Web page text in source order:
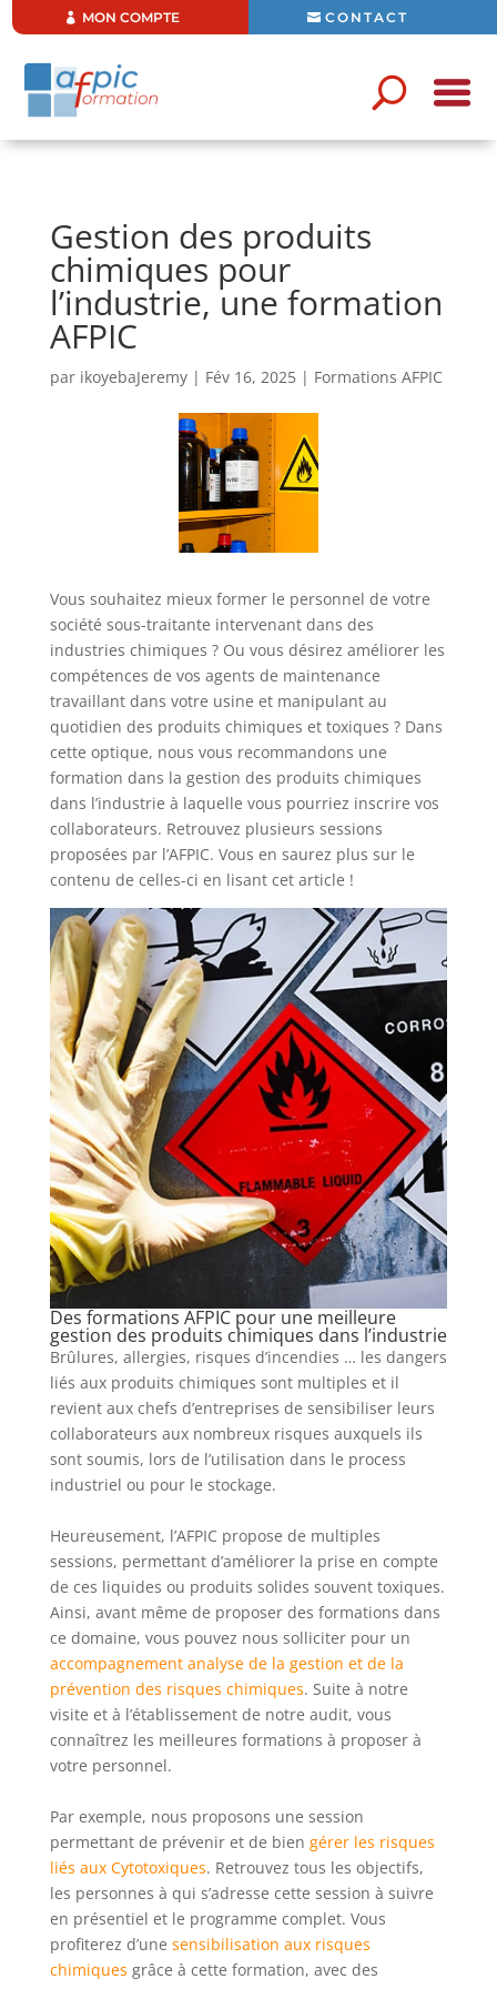
CONTACT
MON COMPTE
Gestion des produits
chimiques pour
l’industrie, une formation
AFPIC
par ikoyebaJeremy| Fév 16, 2025| Formations AFPIC
Vous souhaitez mieux former le personnel de votre
société sous-traitante intervenant dans des
industries chimiques ? Ou vous désirez améliorer les
compétences de vos agents de maintenance
travaillant dans votre usine et manipulant au
quotidien des produits chimiques et toxiques ? Dans
cette optique, nous vous recommandons une
formation dans la gestion des produits chimiques
dans l’industrie à laquelle vous pourriez inscrire vos
collaborateurs. Retrouvez plusieurs sessions
proposées par l’AFPIC. Vous en saurez plus sur le
contenu de celles-ci en lisant cet article !
Des formations AFPIC pour une meilleure
gestion des produits chimiques dans l’industrie
Brûlures, allergies, risques d’incendies … les dangers
liés aux produits chimiques sont multiples et il
revient aux chefs d’entreprises de sensibiliser leurs
collaborateurs aux nombreux risques auxquels ils
sont soumis, lors de l’utilisation dans le process
industriel ou pour le stockage.
Heureusement, l’AFPIC propose de multiples
sessions, permettant d’améliorer la prise en compte
de ces liquides ou produits solides souvent toxiques.
Ainsi, avant même de proposer des formations dans
ce domaine, vous pouvez nous solliciter pour un
accompagnement analyse de la gestion et de la
prévention des risques chimiques. Suite à notre
visite et à l’établissement de notre audit, vous
connaîtrez les meilleures formations à proposer à
votre personnel.
Par exemple, nous proposons une session
permettant de prévenir et de bien gérer les risques
liés aux Cytotoxiques. Retrouvez tous les objectifs,
les personnes à qui s’adresse cette session à suivre
en présentiel et le programme complet. Vous
profiterez d’une sensibilisation aux risques
chimiques grâce à cette formation, avec des